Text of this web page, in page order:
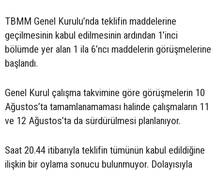
TBMM Genel Kurulu’nda teklifin maddelerine
geçilmesinin kabul edilmesinin ardından 1’inci
bölümde yer alan 1 ila 6’ncı maddelerin görüşmelerine
başlandı.
Genel Kurul çalışma takvimine göre görüşmelerin 10
Ağustos’ta tamamlanamaması halinde çalışmaların 11
ve 12 Ağustos’ta da sürdürülmesi planlanıyor.
Saat 20.44 itibarıyla teklifin tümünün kabul edildiğine
ilişkin bir oylama sonucu bulunmuyor. Dolayısıyla